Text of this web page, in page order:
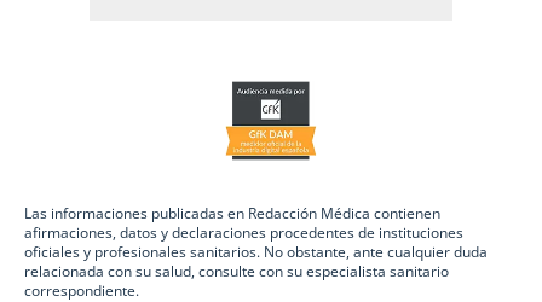
Las informaciones publicadas en Redacción Médica contienen
afirmaciones, datos y declaraciones procedentes de instituciones
oficiales y profesionales sanitarios. No obstante, ante cualquier duda
relacionada con su salud, consulte con su especialista sanitario
correspondiente.